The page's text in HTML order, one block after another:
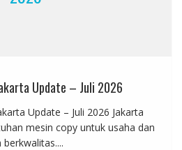
Update – Juli 2026
Update – Juli 2026 Jakarta
mesin copy untuk usaha dan